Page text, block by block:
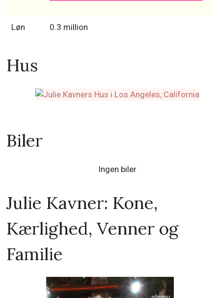
Løn 0.3 million
Hus
Biler
Ingen biler
Julie Kavner: Kone,
Kærlighed, Venner og
Familie